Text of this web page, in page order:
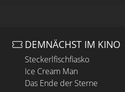
DEMNÄCHST IM KINO
Steckerlfischfiasko
Ice Cream Man
Das Ende der Sterne